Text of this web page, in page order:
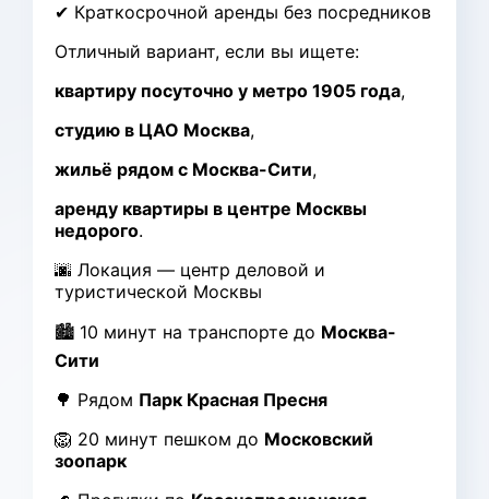
✔ Краткосрочной аренды без посредников
Отличный вариант, если вы ищете:
квартиру посуточно у метро 1905 года,
студию в ЦАО Москва,
жильё рядом с Москва-Сити,
аренду квартиры в центре Москвы
недорого.
🌆 Локация — центр деловой и
туристической Москвы
🏙 10 минут на транспорте до Москва-
Сити
🌳 Рядом Парк Красная Пресня
🦁 20 минут пешком до Московский
зоопарк